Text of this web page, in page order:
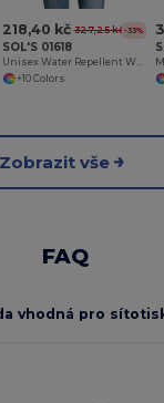
218,40 kč 327,25 kč -33%
SOL'S 01618
Unisex Water Repellent Windbreaker Shift
+10 Colors
Zobrazit vše
FAQ
vhodná pro